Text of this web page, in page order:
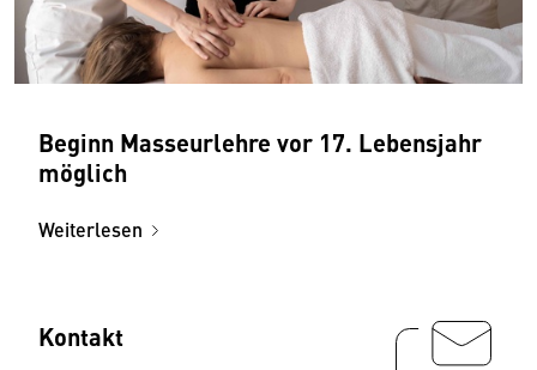
Beginn Masseurlehre vor 17. Lebensjahr
möglich
Weiterlesen
Kontakt